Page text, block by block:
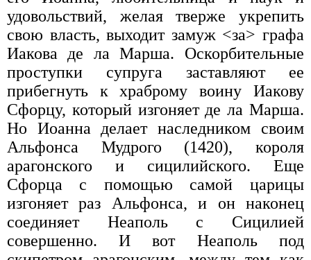
удовольствий, желая тверже укрепить
свою власть, выходит замуж <за> графа
Иакова де ла Марша. Оскорбительные
проступки супруга заставляют ее
прибегнуть к храброму воину Иакову
Сфорцу, который изгоняет де ла Марша.
Но Иоанна делает наследником своим
Альфонса Мудрого (1420), короля
арагонского и сицилийского. Еще
Сфорца с помощью самой царицы
изгоняет раз Альфонса, и он наконец
соединяет Неаполь с Сицилией
совершенно. И вот Неаполь под